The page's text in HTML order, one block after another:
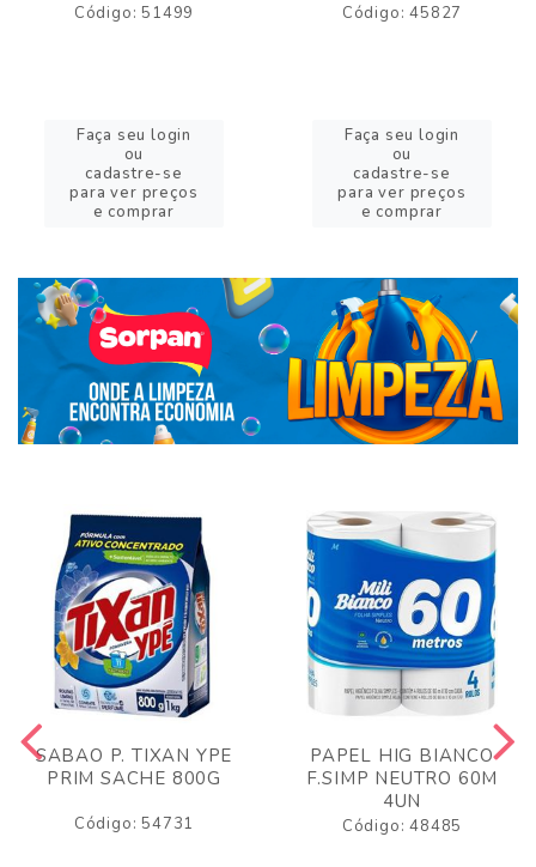
Código: 51499
Faça seu login
ou
cadastre-se
para ver preços
e comprar
Código: 45827
Faça seu login
ou
cadastre-se
para ver preços
e comprar
SABAO P. TIXAN YPE
PRIM SACHE 800G
Código: 54731
PAPEL HIG BIANCO
F.SIMP NEUTRO 60M
4UN
Código: 48485